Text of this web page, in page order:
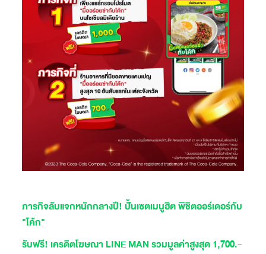
ภารกิจลับแจกหนักกลางปี! ปั้นเซตเมนูฮิต พิชิตออร์เดอร์กับ
"โค้ก"
รับฟรี! เครดิตโฆษณา LINE MAN รวมมูลค่าสูงสุด 1,700.-